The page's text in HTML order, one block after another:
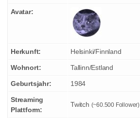
Avatar:
Herkunft: Helsinki/Finnland
Wohnort: Tallinn/Estland
Geburtsjahr: 1984
Streaming
Plattform:
Twitch (~60.500 Follower)